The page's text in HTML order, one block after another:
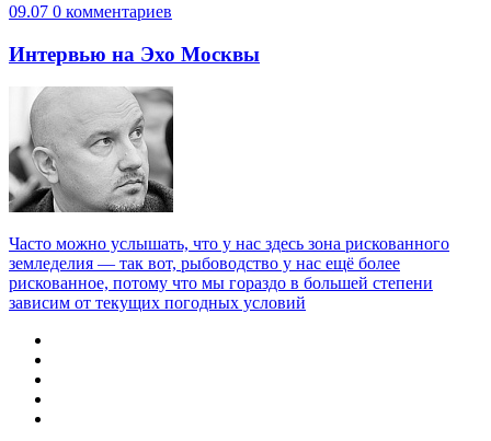
09.07 0 комментариев
Интервью на Эхо Москвы
Часто можно услышать, что у нас здесь зона рискованного
земледелия — так вот, рыбоводство у нас ещё более
рискованное, потому что мы гораздо в большей степени
зависим от текущих погодных условий